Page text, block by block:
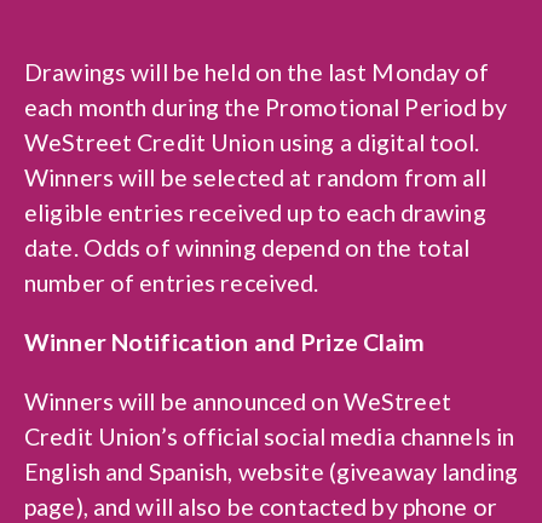
Drawings will be held on the last Monday of
each month during the Promotional Period by
WeStreet Credit Union using a digital tool.
Winners will be selected at random from all
eligible entries received up to each drawing
date. Odds of winning depend on the total
number of entries received.
Winner Notification and Prize Claim
Winners will be announced on WeStreet
Credit Union’s official social media channels in
English and Spanish, website (giveaway landing
page), and will also be contacted by phone or